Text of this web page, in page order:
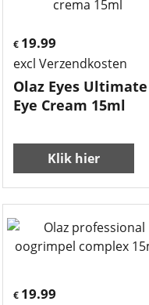
€ 19.99
excl Verzendkosten
Olaz Eyes Ultimate
Eye Cream 15ml
Klik hier
€ 19.99